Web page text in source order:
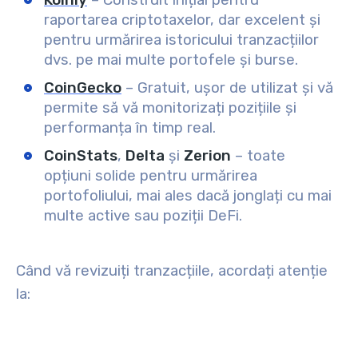
raportarea criptotaxelor, dar excelent și
pentru urmărirea istoricului tranzacțiilor
dvs. pe mai multe portofele și burse.
CoinGecko – Gratuit, ușor de utilizat și vă
permite să vă monitorizați pozițiile și
performanța în timp real.
CoinStats, Delta și Zerion – toate
opțiuni solide pentru urmărirea
portofoliului, mai ales dacă jonglați cu mai
multe active sau poziții DeFi.
Când vă revizuiți tranzacțiile, acordați atenție
la: